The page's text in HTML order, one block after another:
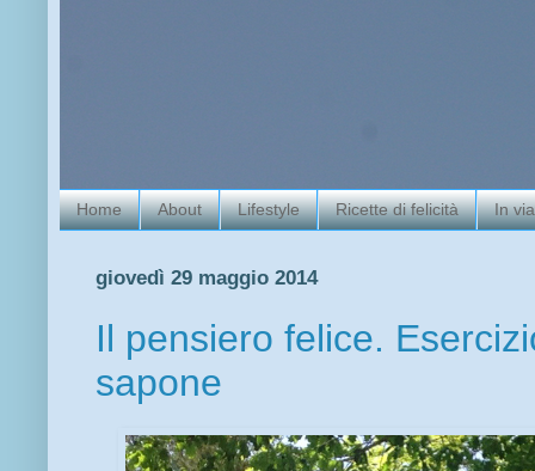
Home About Lifestyle Ricette di felicità In
giovedì 29 maggio 2014
Il pensiero felice.
sapone